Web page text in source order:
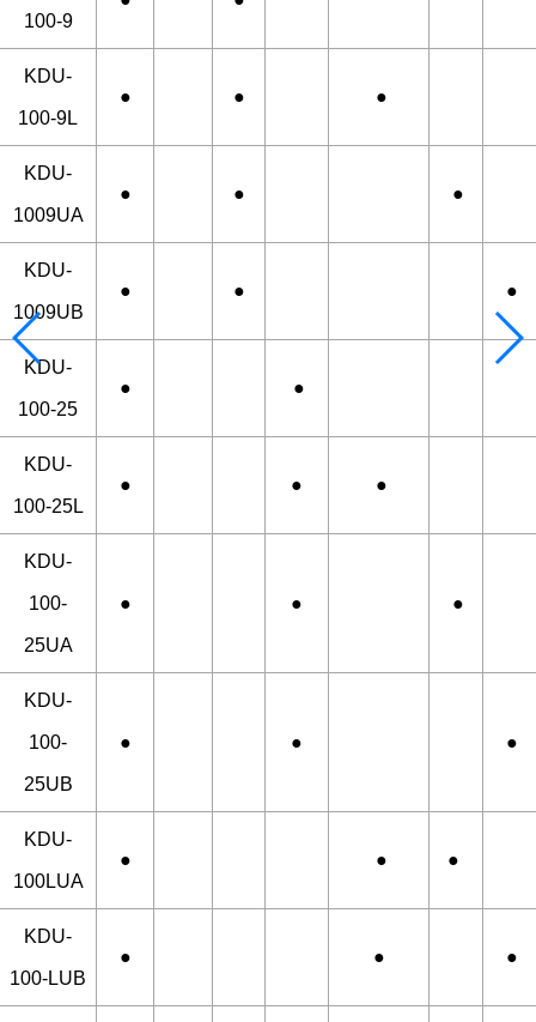
100-9
KDU-
100-9L
● ● ●
KDU-
1009UA
● ● ●
KDU-
1009UB
● ● ●
KDU-
100-25
● ●
KDU-
100-25L
● ● ●
KDU-
100-
25UA
● ● ●
KDU-
100-
25UB
● ● ●
KDU-
100LUA
● ● ●
KDU-
100-LUB
● ● ●